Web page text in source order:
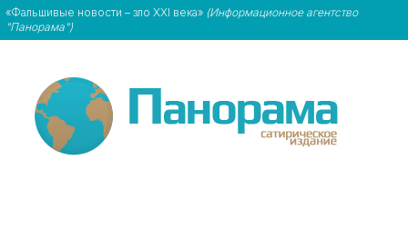
«Фальшивые новости – зло XXI века» (Информационное агентство
"Панорама")